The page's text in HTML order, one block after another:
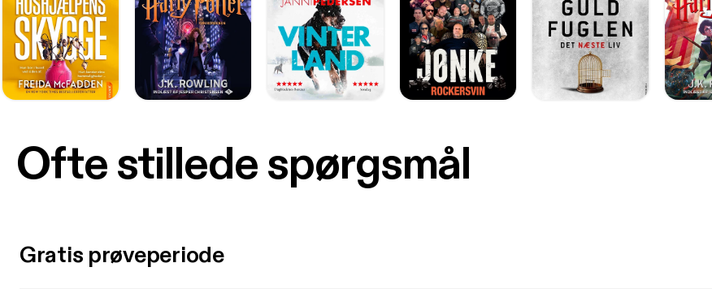
Ofte stillede spørgsmål
Gratis prøveperiode